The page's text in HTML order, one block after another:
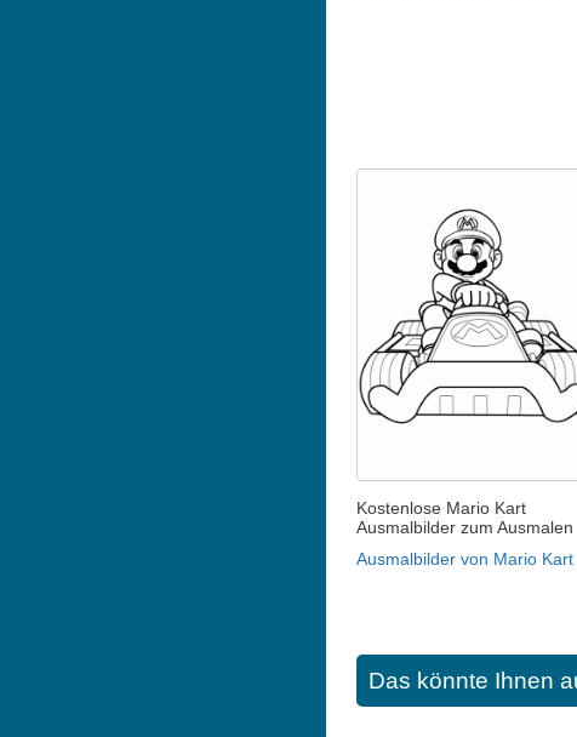
Kostenlose Mario Kart
Ausmalbilder zum Ausmalen
Ausmalbilder von Mario Kart
Das könnte Ihnen